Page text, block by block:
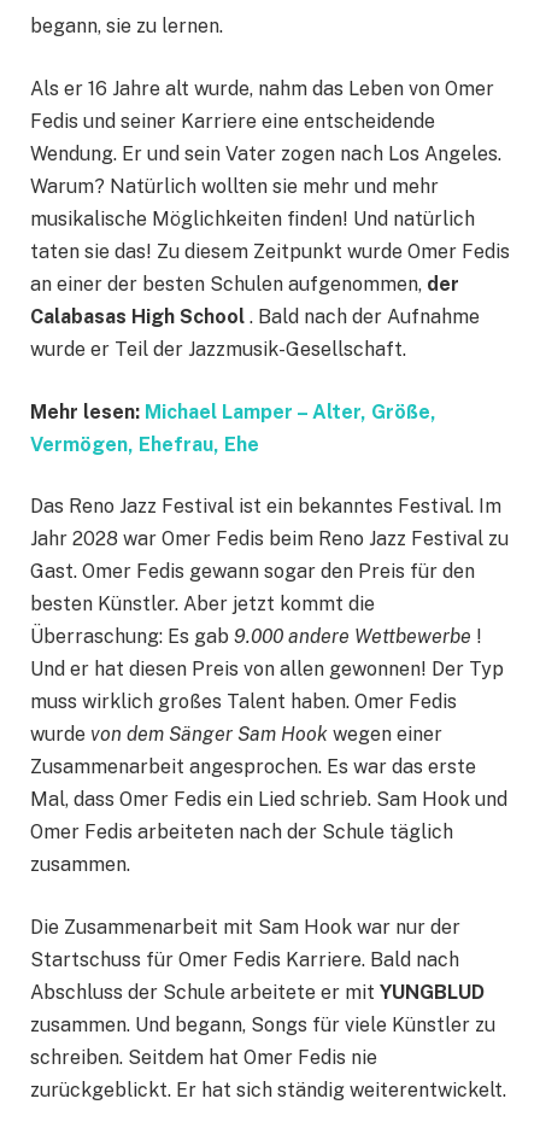
begann, sie zu lernen.
Als er 16 Jahre alt wurde, nahm das Leben von Omer
Fedis und seiner Karriere eine entscheidende
Wendung. Er und sein Vater zogen nach Los Angeles.
Warum? Natürlich wollten sie mehr und mehr
musikalische Möglichkeiten finden! Und natürlich
taten sie das! Zu diesem Zeitpunkt wurde Omer Fedis
an einer der besten Schulen aufgenommen, der
Calabasas High School . Bald nach der Aufnahme
wurde er Teil der Jazzmusik-Gesellschaft.
Mehr lesen: Michael Lamper – Alter, Größe,
Vermögen, Ehefrau, Ehe
Das Reno Jazz Festival ist ein bekanntes Festival. Im
Jahr 2028 war Omer Fedis beim Reno Jazz Festival zu
Gast. Omer Fedis gewann sogar den Preis für den
besten Künstler. Aber jetzt kommt die
Überraschung: Es gab 9.000 andere Wettbewerbe !
Und er hat diesen Preis von allen gewonnen! Der Typ
muss wirklich großes Talent haben. Omer Fedis
wurde von dem Sänger Sam Hook wegen einer
Zusammenarbeit angesprochen. Es war das erste
Mal, dass Omer Fedis ein Lied schrieb. Sam Hook und
Omer Fedis arbeiteten nach der Schule täglich
zusammen.
Die Zusammenarbeit mit Sam Hook war nur der
Startschuss für Omer Fedis Karriere. Bald nach
Abschluss der Schule arbeitete er mit YUNGBLUD
zusammen. Und begann, Songs für viele Künstler zu
schreiben. Seitdem hat Omer Fedis nie
zurückgeblickt. Er hat sich ständig weiterentwickelt.